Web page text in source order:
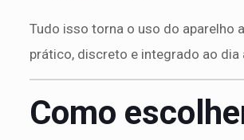
Tudo isso torna o uso do aparelho
prático, discreto e integrado ao dia
Como